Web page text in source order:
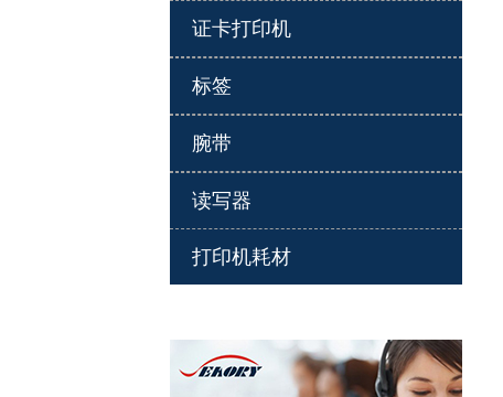
证卡打印机
标签
腕带
读写器
打印机耗材